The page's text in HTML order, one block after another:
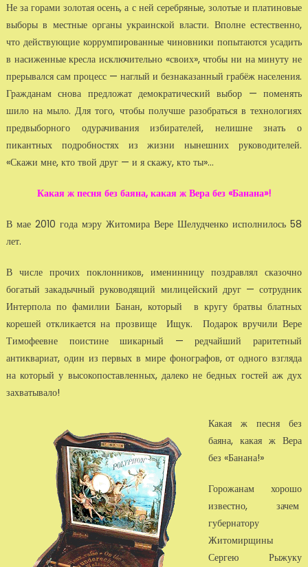
Не за горами золотая осень, а с ней серебряные, золотые и платиновые
выборы в местные органы украинской власти. Вполне естественно,
что действующие коррумпированные чиновники попытаются усадить
в насиженные кресла исключительно «своих», чтобы ни на минуту не
прерывался сам процесс — наглый и безнаказанный грабёж населения.
Гражданам снова предложат демократический выбор — поменять
шило на мыло. Для того, чтобы получше разобраться в технологиях
предвыборного одурачивания избирателей, нелишне знать о
пикантных подробностях из жизни нынешних руководителей.
«Скажи мне, кто твой друг — и я скажу, кто ты»...
Какая ж песня без баяна, какая ж Вера без «Банана»!
В мае 2010 года мэру Житомира Вере Шелудченко исполнилось 58
лет.
В числе прочих поклонников, именинницу поздравлял сказочно
богатый закадычный руководящий милицейский друг — сотрудник
Интерпола по фамилии Банан, который в кругу братвы блатных
корешей откликается на прозвище Ищук. Подарок вручили Вере
Тимофеевне поистине шикарный — редчайший раритетный
антиквариат, один из первых в мире фонографов, от одного взгляда
на который у высокопоставленных, далеко не бедных гостей аж дух
захватывало!
Какая ж песня без
баяна, какая ж Вера
без «Банана!»
Горожанам хорошо
известно, зачем
губернатору
Житомирщины
Сергею Рыжуку